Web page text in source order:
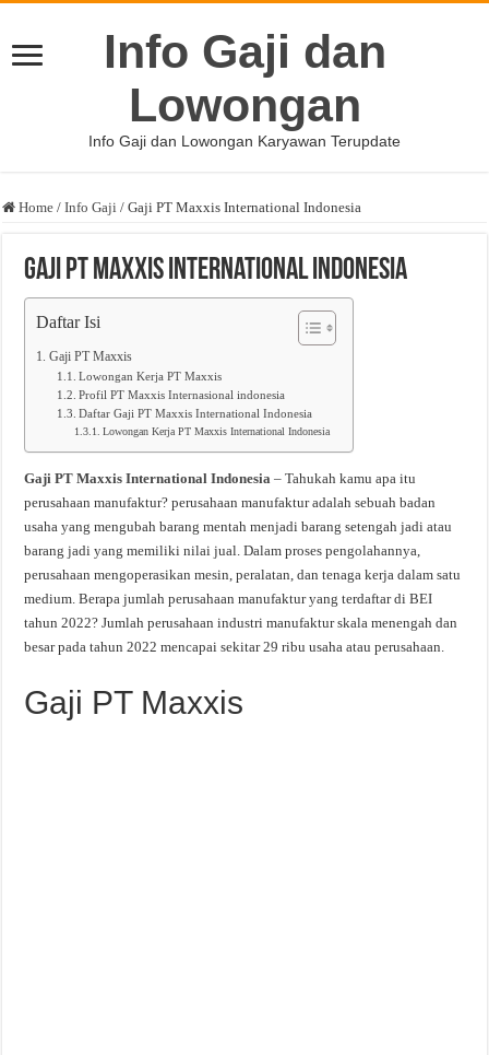
Info Gaji dan
Lowongan
Info Gaji dan Lowongan Karyawan Terupdate
Home / Info Gaji / Gaji PT Maxxis International Indonesia
Gaji PT Maxxis International Indonesia
Daftar Isi
Gaji PT Maxxis
Lowongan Kerja PT Maxxis
Profil PT Maxxis Internasional indonesia
Daftar Gaji PT Maxxis International Indonesia
Lowongan Kerja PT Maxxis International Indonesia
Gaji PT Maxxis International Indonesia – Tahukah kamu apa itu
perusahaan manufaktur? perusahaan manufaktur adalah sebuah badan
usaha yang mengubah barang mentah menjadi barang setengah jadi atau
barang jadi yang memiliki nilai jual. Dalam proses pengolahannya,
perusahaan mengoperasikan mesin, peralatan, dan tenaga kerja dalam satu
medium. Berapa jumlah perusahaan manufaktur yang terdaftar di BEI
tahun 2022? Jumlah perusahaan industri manufaktur skala menengah dan
besar pada tahun 2022 mencapai sekitar 29 ribu usaha atau perusahaan.
Gaji PT Maxxis